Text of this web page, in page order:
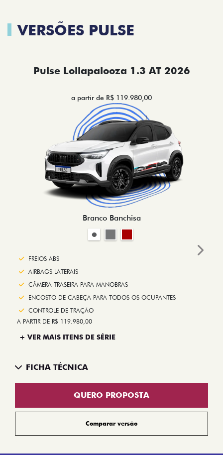
VERSÕES PULSE
Pulse Lollapalooza 1.3 AT 2026
a partir de R$ 119.980,00
Branco Banchisa
FREIOS ABS
AIRBAGS LATERAIS
CÂMERA TRASEIRA PARA MANOBRAS
ENCOSTO DE CABEÇA PARA TODOS OS OCUPANTES
CONTROLE DE TRAÇÃO
A PARTIR DE R$ 119.980,00
+ VER MAIS ITENS DE SÉRIE
FICHA TÉCNICA
QUERO PROPOSTA
Comparar versão
Next